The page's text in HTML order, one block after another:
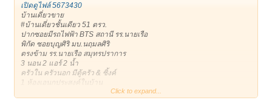
เปิดดูไฟล์ 5673430
บ้านเดี่ยวขาย
#บ้านเดี่ยวชั้นเดียว 51 ตรว.
ปากซอยมีรถไฟฟ้า BTS สถานี รร.นายเรือ
พิกัด ซอยบุญศิริ มบ.นฤมลศิริ
ตรงข้าม รร.นายเรือ สมุทรปราการ
3 นอน 2 แอร์ 2 น้ำ
ครัวใน ครัวนอก มีตู้ครัว & ซิ้งค์
1 ห้องเอนกประสงค์ในบ้าน
1 ห้องเอนกประสงค์ข้างบ้าน เก็บของ หรือเป็นบ้านสัตว์เลี้ยงได้
Click to expand...